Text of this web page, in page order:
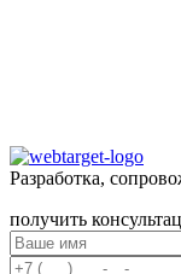
Разработка,
получить